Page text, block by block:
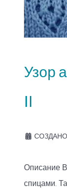
Узор
II
Описание
спицами.